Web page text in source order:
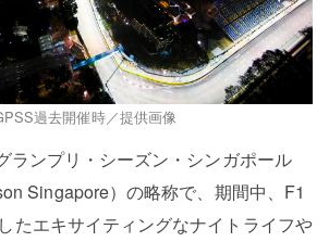
過去開催時／提供画像
ランプリ・シーズン・シンガポール
Singapore）の略称で、期間中、F1
たエキサイティングなナイトライフや